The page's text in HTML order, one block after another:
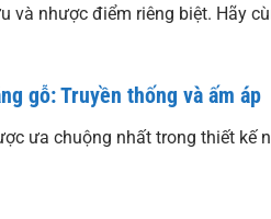
và nhược điểm riêng biệt. Hãy
gỗ: Truyền thống và ấm áp
ưa chuộng nhất trong thiết kế